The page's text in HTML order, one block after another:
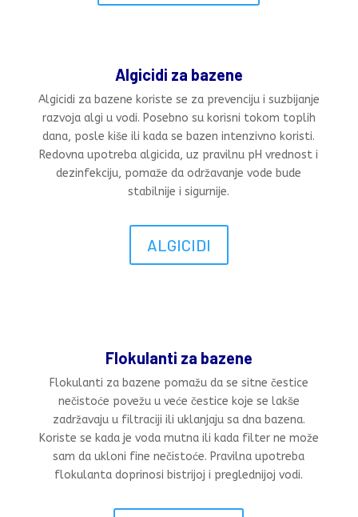
Algicidi za bazene
Algicidi za bazene koriste se za prevenciju i suzbijanje
razvoja algi u vodi. Posebno su korisni tokom toplih
dana, posle kiše ili kada se bazen intenzivno koristi.
Redovna upotreba algicida, uz pravilnu pH vrednost i
dezinfekciju, pomaže da održavanje vode bude
stabilnije i sigurnije.
ALGICIDI
Flokulanti za bazene
Flokulanti za bazene pomažu da se sitne čestice
nečistoće povežu u veće čestice koje se lakše
zadržavaju u filtraciji ili uklanjaju sa dna bazena.
Koriste se kada je voda mutna ili kada filter ne može
sam da ukloni fine nečistoće. Pravilna upotreba
flokulanta doprinosi bistrijoj i preglednijoj vodi.